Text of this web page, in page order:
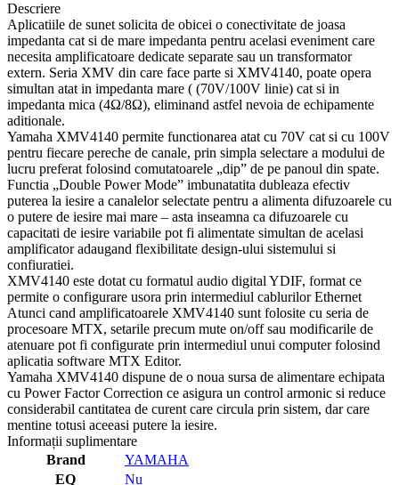
Descriere
Aplicatiile de sunet solicita de obicei o conectivitate de joasa
impedanta cat si de mare impedanta pentru acelasi eveniment care
necesita amplificatoare dedicate separate sau un transformator
extern. Seria XMV din care face parte si XMV4140, poate opera
simultan atat in impedanta mare ( (70V/100V linie) cat si in
impedanta mica (4Ω/8Ω), eliminand astfel nevoia de echipamente
aditionale.
Yamaha XMV4140 permite functionarea atat cu 70V cat si cu 100V
pentru fiecare pereche de canale, prin simpla selectare a modului de
lucru preferat folosind comutatoarele „dip” de pe panoul din spate.
Functia „Double Power Mode” imbunatatita dubleaza efectiv
puterea la iesire a canalelor selectate pentru a alimenta difuzoarele cu
o putere de iesire mai mare – asta inseamna ca difuzoarele cu
capacitati de iesire variabile pot fi alimentate simultan de acelasi
amplificator adaugand flexibilitate design-ului sistemului si
confiuratiei.
XMV4140 este dotat cu formatul audio digital YDIF, format ce
permite o configurare usora prin intermediul cablurilor Ethernet
Atunci cand amplificatoarele XMV4140 sunt folosite cu seria de
procesoare MTX, setarile precum mute on/off sau modificarile de
atenuare pot fi configurate prin intermediul unui computer folosind
aplicatia software MTX Editor.
Yamaha XMV4140 dispune de o noua sursa de alimentare echipata
cu Power Factor Correction ce asigura un control armonic si reduce
considerabil cantitatea de curent care circula prin sistem, dar care
mentine totusi aceeasi putere la iesire.
Informații suplimentare
Brand
YAMAHA
EQ
Nu